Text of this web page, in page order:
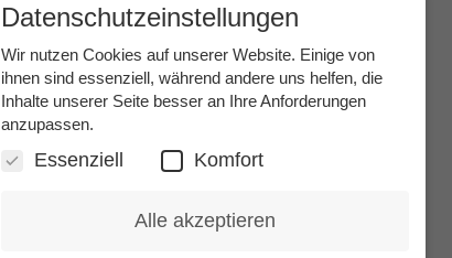
Datenschutzeinstellungen
Wir nutzen Cookies auf unserer Website. Einige von
ihnen sind essenziell, während andere uns helfen, die
Inhalte unserer Seite besser an Ihre Anforderungen
anzupassen.
Essenziell Komfort
Alle akzeptieren